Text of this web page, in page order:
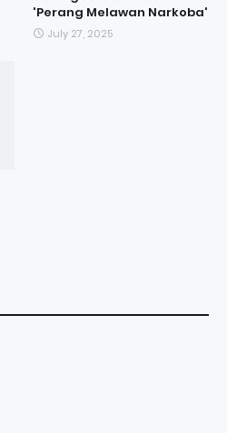
'Perang Melawan Narkoba'
July 27, 2025